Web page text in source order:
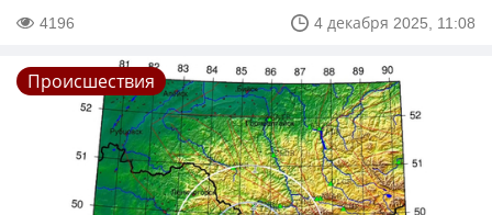
4196 4 декабря 2025, 11:08
Происшествия